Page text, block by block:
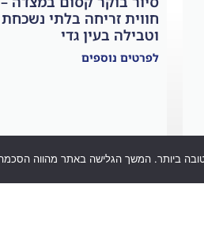
חווית זריחה בלתי נשכחת
וטבילה בעין גדי
לפרטים נוספים